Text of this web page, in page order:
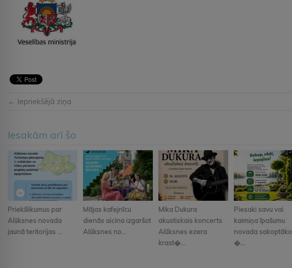
← Iepriekšējā ziņa
Iesakām arī šo
Priekšlikumus par
Alūksnes novada
jaunā teritorijas ...
Mājas kafejnīcu
dienās aicina izgaršot
Alūksnes no...
Mika Dukura
akustiskais koncerts
Alūksnes ezera
krast�...
Piesaki savu vai
kaimiņa īpašumu
novada sakoptāko
�...